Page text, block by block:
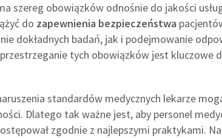
szereg obowiązków odnośnie do jakości
do zapewnienia bezpieczeństwa
dokładnych badań, jak i podejmowanie
tych obowiązków jest kluczowe
standardów medycznych lekarze
Dlatego tak ważne jest, aby personel
zgodnie z najlepszymi praktykami.